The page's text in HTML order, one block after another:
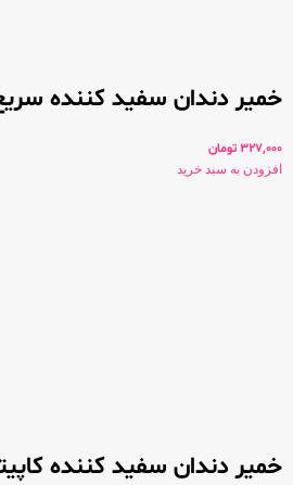
خمیر دندان سفید کننده
327,000 تومان
افزودن به سبد خرید
خمیر دندان سفید کننده